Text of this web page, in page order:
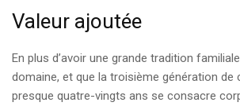
Valeur ajoutée
En plus d’avoir une grande tradition
domaine, et que la troisième génération de
presque quatre-vingts ans se consacre